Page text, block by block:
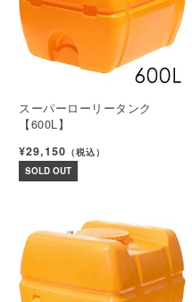
スーパーローリータンク
【600L】
¥29,150 （税込）
SOLD OUT